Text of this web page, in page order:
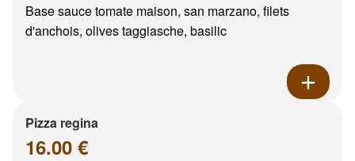
Base sauce tomate maison, san marzano, filets
d'anchois, olives taggiasche, basilic
Pizza regina
16.00 €